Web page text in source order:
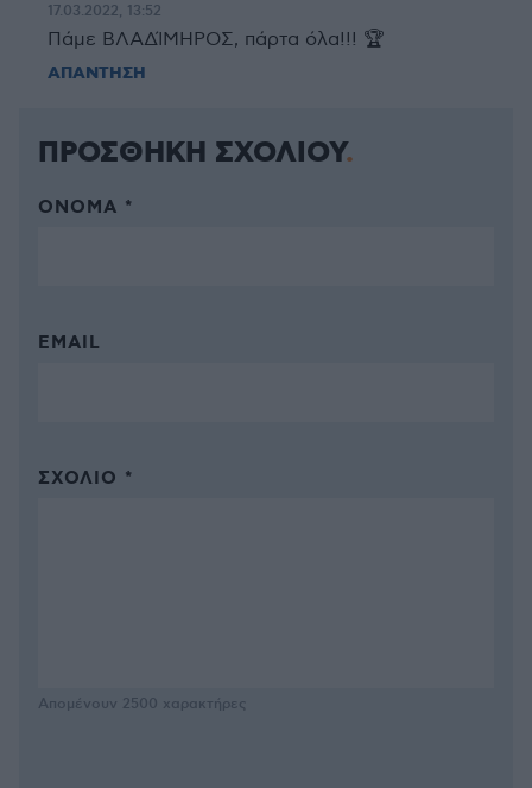
17.03.2022, 13:52
Πάμε ΒΛΑΔΊΜΗΡΟΣ, πάρτα όλα!!! 🏆
ΑΠΑΝΤΗΣΗ
ΠΡΟΣΘΗΚΗ ΣΧΟΛΙΟΥ
ΌΝΟΜΑ *
EMAIL
ΣΧΌΛΙΟ *
Απομένουν 2500 χαρακτήρες